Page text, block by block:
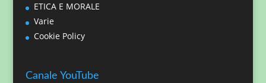
ETICA E MORALE
Varie
Cookie Policy
Canale YouTube